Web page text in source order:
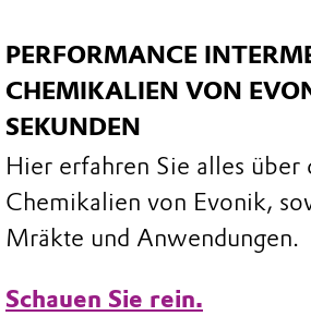
PERFORMANCE
CHEMIKALIEN VON
SEKUNDEN
Hier erfahren Sie alles über
Chemikalien von Evonik,
Mräkte und Anwendungen.
Schauen Sie rein.